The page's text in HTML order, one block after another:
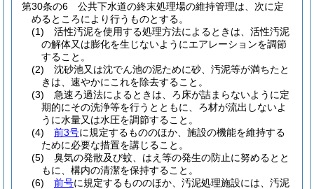
第30条の6
公共下水道の終末処理場の維持管理は、次に定
めるところにより行うものとする。
(1)
活性汚泥を使用する処理方法によるときは、活性汚泥
の解体又は膨化を生じないようにエアレーションを調節
すること。
(2)
沈砂池又は沈でん池の泥ために砂、汚泥等が満ちたと
きは、速やかにこれを除去すること。
(3)
急速ろ過法によるときは、ろ床が詰まらないように定
期的にその洗浄等を行うとともに、ろ材が流出しないよ
うに水量又は水圧を調節すること。
(4)
前3号に規定するもののほか、施設の機能を維持する
ために必要な措置を講じること。
(5)
臭気の発散及び蚊、はえ等の発生の防止に努めるとと
もに、構内の清潔を保持すること。
(6)
前号に規定するもののほか、汚泥処理施設には、汚泥